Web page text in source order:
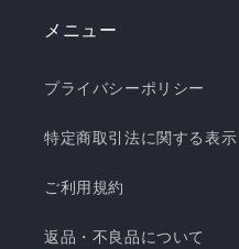
メニュー
プライバシーポリシー
特定商取引法に関する表示
ご利用規約
返品・不良品について